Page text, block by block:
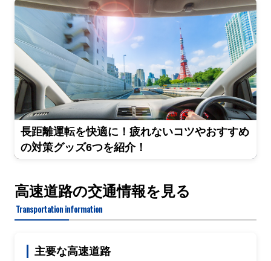
長距離運転を快適に！疲れないコツやおすすめ
の対策グッズ6つを紹介！
高速道路の交通情報を見る
Transportation information
主要な高速道路